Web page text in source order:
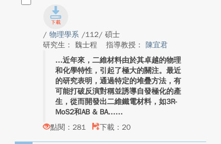
/ 物理學系 /112/ 碩士
研究生： 魏士程
指導教授： 陳宜君
近年來，二維材料由於其卓越的物理
和化學特性，引起了極大的關注。最近
的研究表明，通過特定的堆疊方法，有
可能打破反演對稱並誘導自發極化的產
生，從而開發出二維鐵電材料，如3R-
MoS2和AB & BA...
點閱：281
下載：20